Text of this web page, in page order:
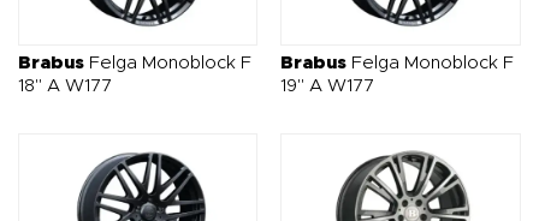
Brabus Felga Monoblock F
18" A W177
Brabus Felga Monoblock F
19" A W177